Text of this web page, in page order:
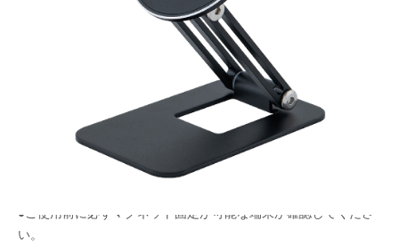
マグネット式ホルダーでスマートフォンの着脱が簡単にできま
見やすい位置に無段角度調整ができます。
シリコンシートでスタンドの滑りを防止します
●ご使用前に必ずマグネット固定が可能な端末か確認してくださ
い。